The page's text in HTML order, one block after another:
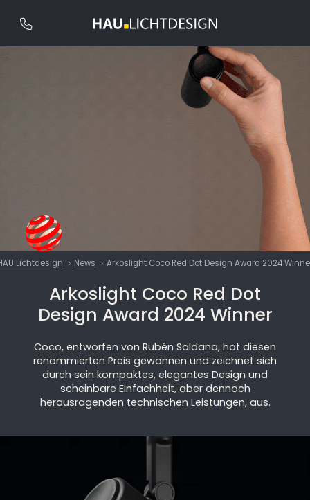
Lichtdesign News Arkoslight Coco Red Dot Design Award 2024
Arkoslight Coco Red Dot
Design Award 2024 Winner
Coco, entworfen von Rubén Saldana, hat diesen
renommierten Preis gewonnen und zeichnet sich
durch sein kompaktes, elegantes Design und
scheinbare Einfachheit, aber dennoch
herausragenden technischen Leistungen, aus.